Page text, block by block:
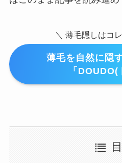
＼ 薄毛隠しはコ
薄毛を自然に隠
「DOUDO(